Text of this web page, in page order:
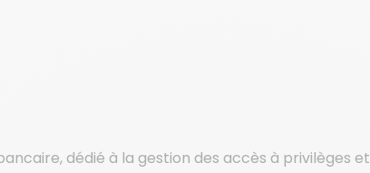
dédié à la gestion des accès à privilèges et